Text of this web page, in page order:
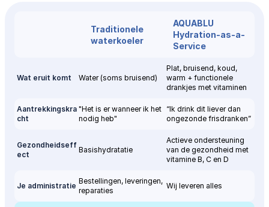
Traditionele
waterkoeler
AQUABLU
Hydration-as-a-
Service
Wat eruit komt Water (soms bruisend)
Plat, bruisend, koud,
warm + functionele
drankjes met vitaminen
Aantrekkingskra
cht
"Het is er wanneer ik het
nodig heb"
“Ik drink dit liever dan
ongezonde frisdranken”
Gezondheidseff
ect
Basishydratatie
Actieve ondersteuning
van de gezondheid met
vitamine B, C en D
Je administratie
Bestellingen, leveringen,
reparaties
Wij leveren alles